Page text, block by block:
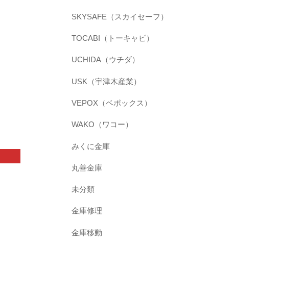
SKYSAFE（スカイセーフ）
TOCABI（トーキャビ）
UCHIDA（ウチダ）
USK（宇津木産業）
VEPOX（ベポックス）
WAKO（ワコー）
みくに金庫
丸善金庫
未分類
金庫修理
金庫移動